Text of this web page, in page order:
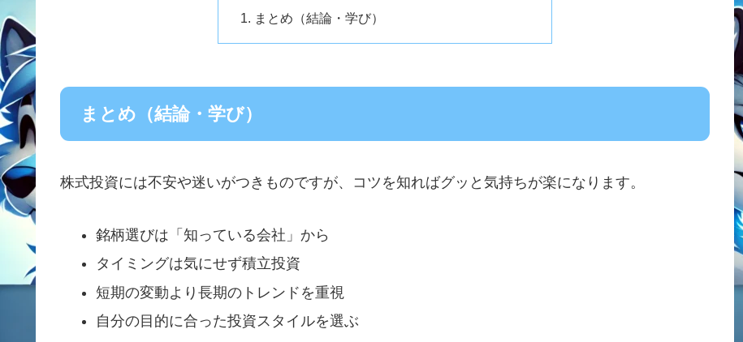
まとめ（結論・学び）
まとめ（結論・学び）
株式投資には不安や迷いがつきものですが、コツを知ればグッと気持ちが楽になります。
銘柄選びは「知っている会社」から
タイミングは気にせず積立投資
短期の変動より長期のトレンドを重視
自分の目的に合った投資スタイルを選ぶ